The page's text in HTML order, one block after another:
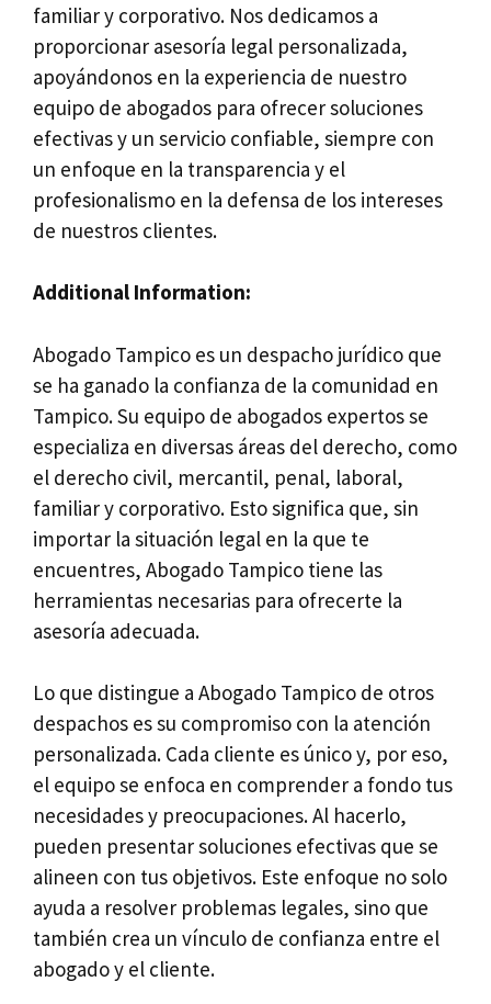
familiar y corporativo. Nos dedicamos a
proporcionar asesoría legal personalizada,
apoyándonos en la experiencia de nuestro
equipo de abogados para ofrecer soluciones
efectivas y un servicio confiable, siempre con
un enfoque en la transparencia y el
profesionalismo en la defensa de los intereses
de nuestros clientes.
Additional Information:
Abogado Tampico es un despacho jurídico que
se ha ganado la confianza de la comunidad en
Tampico. Su equipo de abogados expertos se
especializa en diversas áreas del derecho, como
el derecho civil, mercantil, penal, laboral,
familiar y corporativo. Esto significa que, sin
importar la situación legal en la que te
encuentres, Abogado Tampico tiene las
herramientas necesarias para ofrecerte la
asesoría adecuada.
Lo que distingue a Abogado Tampico de otros
despachos es su compromiso con la atención
personalizada. Cada cliente es único y, por eso,
el equipo se enfoca en comprender a fondo tus
necesidades y preocupaciones. Al hacerlo,
pueden presentar soluciones efectivas que se
alineen con tus objetivos. Este enfoque no solo
ayuda a resolver problemas legales, sino que
también crea un vínculo de confianza entre el
abogado y el cliente.